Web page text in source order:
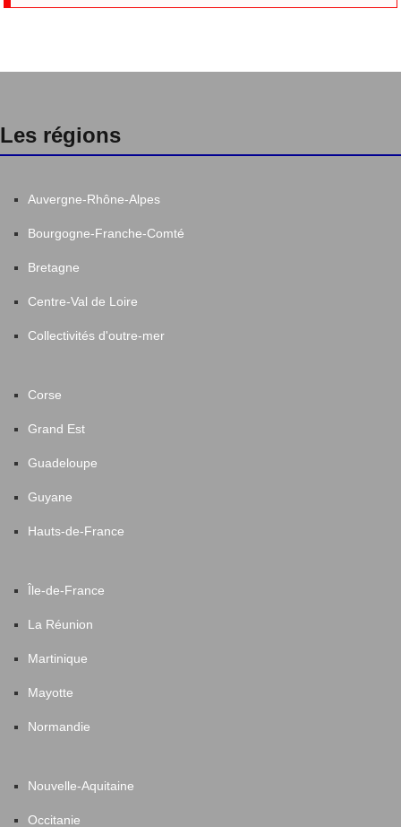
Les régions
Auvergne-Rhône-Alpes
Bourgogne-Franche-Comté
Bretagne
Centre-Val de Loire
Collectivités d'outre-mer
Corse
Grand Est
Guadeloupe
Guyane
Hauts-de-France
Île-de-France
La Réunion
Martinique
Mayotte
Normandie
Nouvelle-Aquitaine
Occitanie